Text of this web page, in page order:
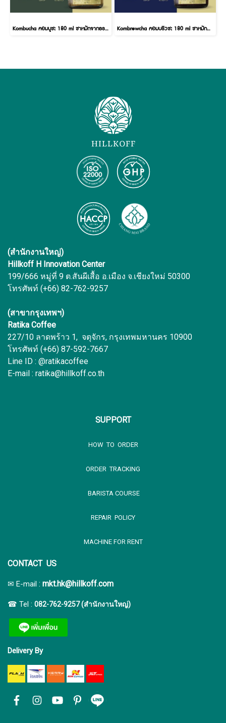
Kombucha คอมบูชะ 180 ml ชาหมักจากธรรมชาติ คอมบูชา Kombrewcha คอมบริวชะ 180 ml ชาหมักผสมกาแฟสกัดเย็น คอมบริวชา
(สำนักงานใหญ่)
Hillkoff H Innovation Center
199/666 หมู่ที่ 9 ต.สันผีเสื้อ อ.เมือง จ.เชียงใหม่ 50300
โทรศัพท์ (+66) 82-762-9257
(สาขากรุงเทพฯ)
Ratika Coffee
227/10 ลาดพร้าว 1, จตุจักร, กรุงเทพมหานคร 10900
โทรศัพท์ (+66) 87-592-7667
Line ID : @ratikacoffee
E-mail : ratika@hillkoff.co.th
SUPPORT
HOW TO ORDER
ORDER TRACKING
BARISTA COURSE
REPAIR POLICY
MACHINE FOR RENT
CONTACT US
✉ E-mail : mkt.hk@hillkoff.com
☎ Tel : 082-762-9257 (สำนักงานใหญ่)
Delivery By